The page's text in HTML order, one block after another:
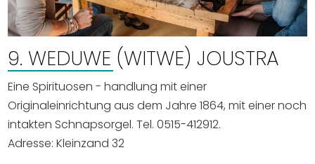
9. WEDUWE (WITWE) JOUSTRA
Eine Spirituosen - handlung mit einer
Originaleinrichtung aus dem Jahre 1864, mit einer noch
intakten Schnapsorgel. Tel. 0515-412912.
Adresse: Kleinzand 32